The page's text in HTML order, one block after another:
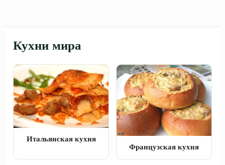
Кухни мира
Итальянская кухня
Французская кухня